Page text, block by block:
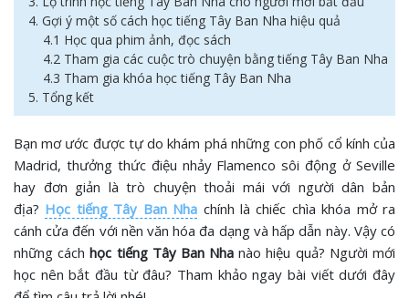
4. Gợi ý một số cách học tiếng Tây Ban Nha hiệu quả
4.1 Học qua phim ảnh, đọc sách
4.2 Tham gia các cuộc trò chuyện bằng tiếng Tây Ban Nha
4.3 Tham gia khóa học tiếng Tây Ban Nha
5. Tổng kết
Bạn mơ ước được tự do khám phá những con phố cổ kính của
Madrid, thưởng thức điệu nhảy Flamenco sôi động ở Seville
hay đơn giản là trò chuyện thoải mái với người dân bản
địa? Học tiếng Tây Ban Nha chính là chiếc chìa khóa mở ra
cánh cửa đến với nền văn hóa đa dạng và hấp dẫn này. Vậy có
những cách học tiếng Tây Ban Nha nào hiệu quả? Người mới
học nên bắt đầu từ đâu? Tham khảo ngay bài viết dưới đây